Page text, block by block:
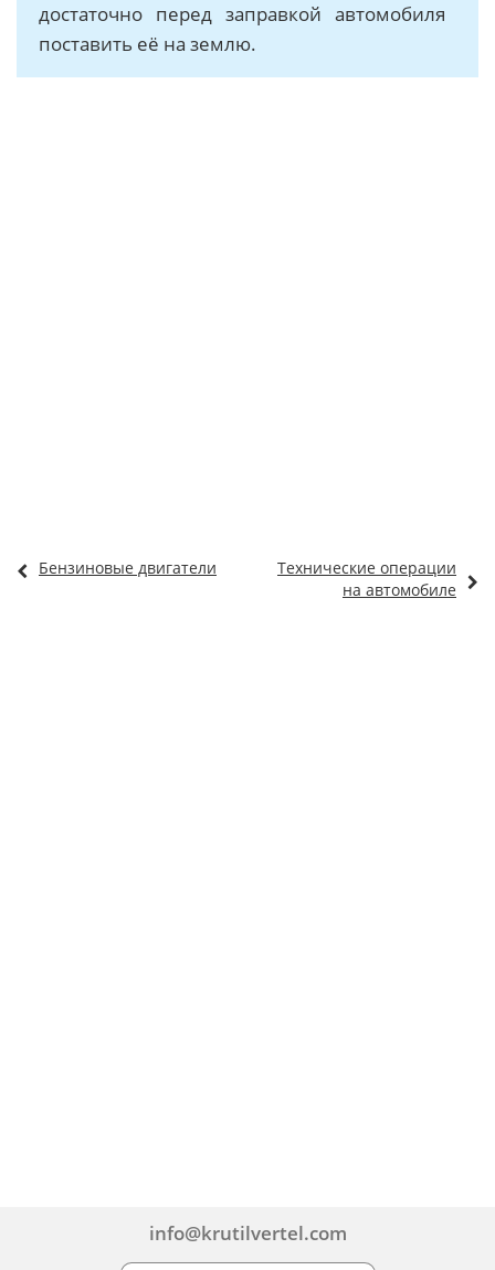
достаточно перед заправкой автомобиля
поставить её на землю.
Бензиновые двигатели
Технические операции
на автомобиле
info@krutilvertel.com